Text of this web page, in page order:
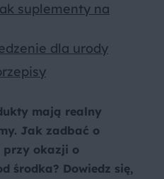
suplementy na
dla urody
mają realny
Jak zadbać o
przy okazji o
środka? Dowiedz się,